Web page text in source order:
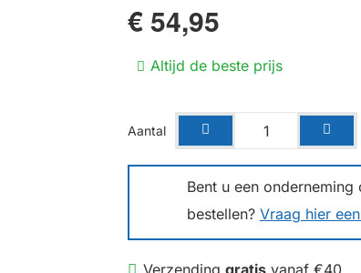
€ 54,95
Altijd de beste prijs
Bent u een
bestellen? Vraag hier
Aantal